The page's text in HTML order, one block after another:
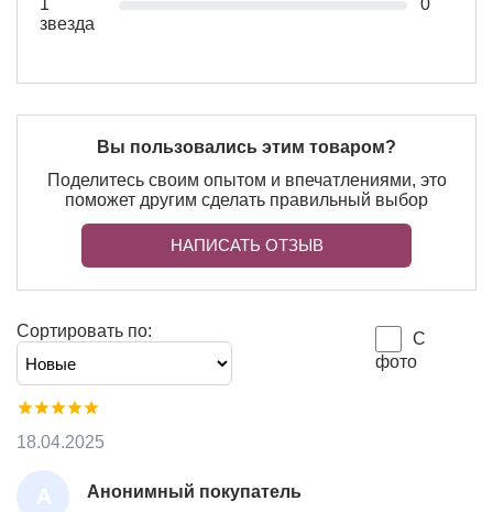
1
звезда
0
Вы пользовались этим товаром?
Поделитесь своим опытом и впечатлениями, это
поможет другим сделать правильный выбор
НАПИСАТЬ ОТЗЫВ
Сортировать по:
С
фото
А
Анонимный покупатель
18.04.2025